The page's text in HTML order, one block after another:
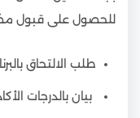
للحصول على قبول
طلب الالتحاق
بيان بالدرجات